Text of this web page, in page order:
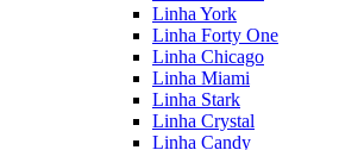
Linha York
Linha Forty One
Linha Chicago
Linha Miami
Linha Stark
Linha Crystal
Linha Candy